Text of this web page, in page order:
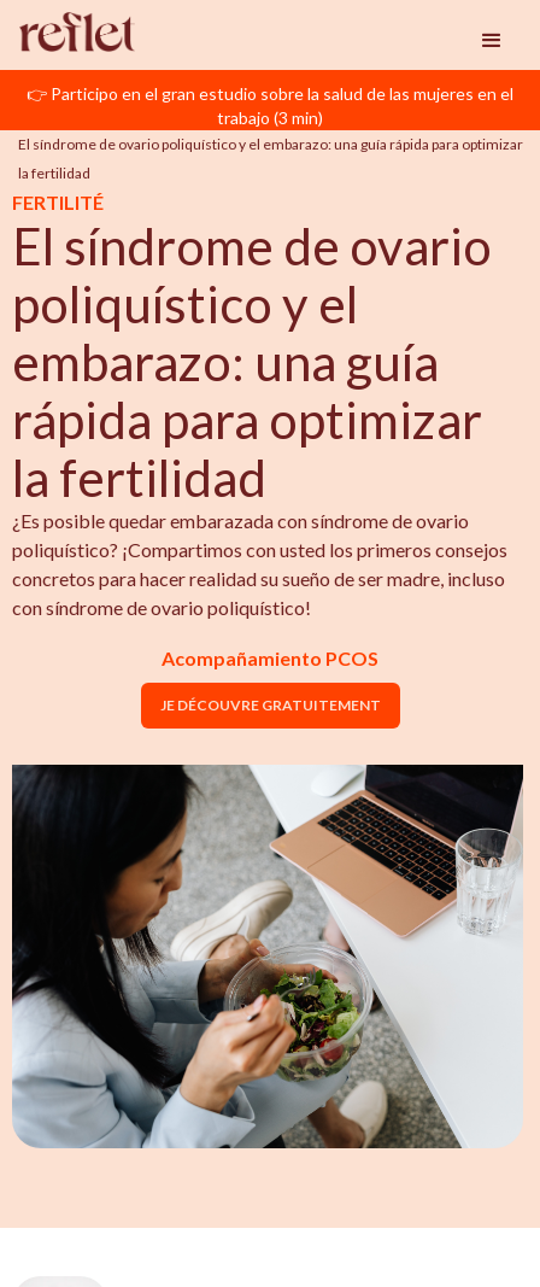
👉 Participo en el gran estudio sobre la salud de las mujeres en el
trabajo (3 min)
El síndrome de ovario poliquístico y el embarazo: una guía rápida para optimizar
la fertilidad
FERTILITÉ
El síndrome de ovario
poliquístico y el
embarazo: una guía
rápida para optimizar
la fertilidad
¿Es posible quedar embarazada con síndrome de ovario
poliquístico? ¡Compartimos con usted los primeros consejos
concretos para hacer realidad su sueño de ser madre, incluso
con síndrome de ovario poliquístico!
Acompañamiento PCOS
JE DÉCOUVRE GRATUITEMENT